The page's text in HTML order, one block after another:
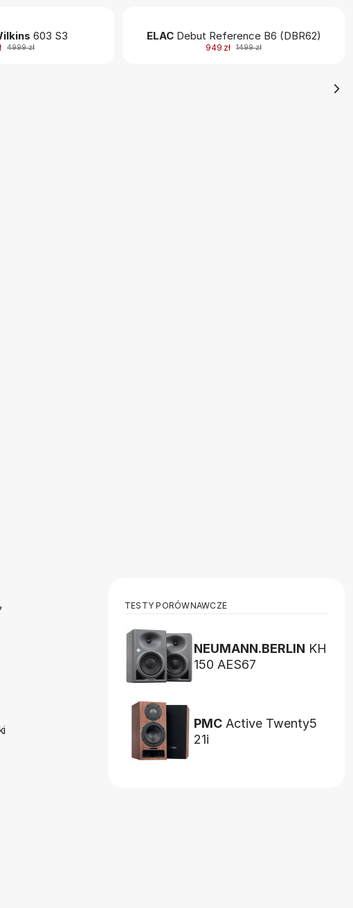
603 S3
4999 zł
ELACDebut Reference B6 (DBR62)
949 zł 1499 zł
TESTY PORÓWNAWCZE
NEUMANN.BERLIN KH
150 AES67
PMC Active Twenty5
21i